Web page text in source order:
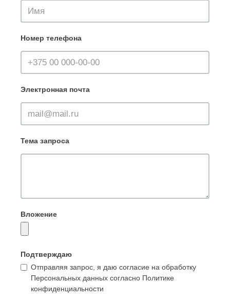
Номер телефона
Электронная почта
Тема запроса
Вложение
Подтверждаю
Отправляя запрос, я даю согласие на обработку
Персональных данных согласно Политике
конфиденциальности